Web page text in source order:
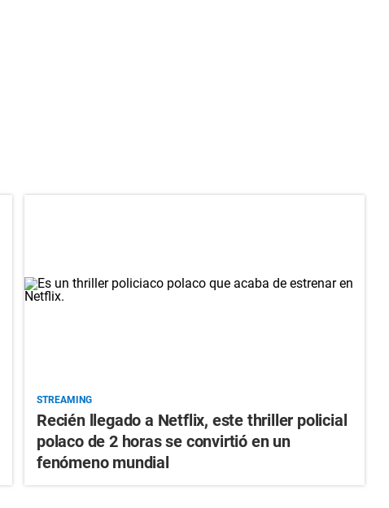
STREAMING
Recién llegado a Netflix, este thriller policial
polaco de 2 horas se convirtió en un
fenómeno mundial